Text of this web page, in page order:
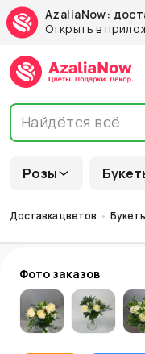
AzaliaNow:
Открыть в
Розы
Доставка цветов
Фото заказов